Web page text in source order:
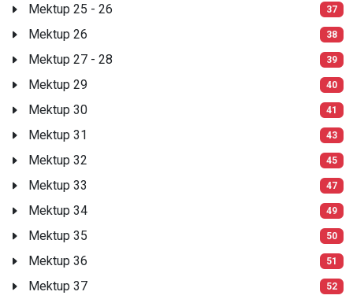
Mektup 25 - 26 37
Mektup 26 38
Mektup 27 - 28 39
Mektup 29 40
Mektup 30 41
Mektup 31 43
Mektup 32 45
Mektup 33 47
Mektup 34 49
Mektup 35 50
Mektup 36 51
Mektup 37 52